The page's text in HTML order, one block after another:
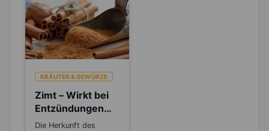
KRÄUTER & GEWÜRZE
Zimt – Wirkt bei
Entzündungen
und Rheuma
Die Herkunft des